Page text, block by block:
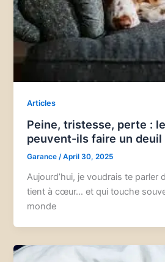
Articles
Peine, tristesse, perte :
peuvent-ils faire un deuil
Garance/April 30, 2025
Aujourd’hui, je voudrais te parler
tient à cœur… et qui touche
monde